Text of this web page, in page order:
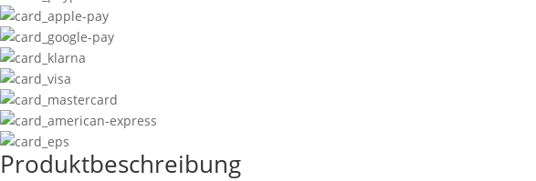
Produktbeschreibung